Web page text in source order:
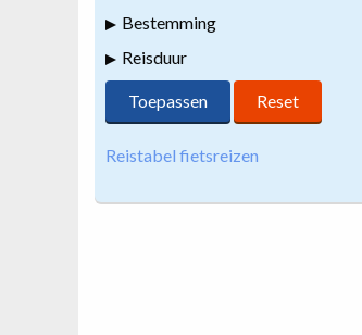
Bestemming
Reisduur
Reistabel fietsreizen